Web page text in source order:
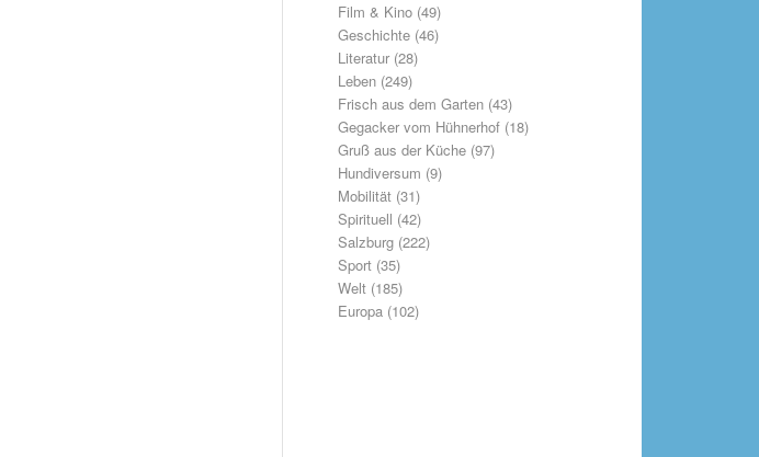
Film & Kino(49)
Geschichte(46)
Literatur(28)
Leben(249)
Frisch aus dem Garten(43)
Gegacker vom Hühnerhof(18)
Gruß aus der Küche(97)
Hundiversum (9)
Mobilität(31)
Spirituell (42)
Salzburg(222)
Sport(35)
Welt(185)
Europa(102)